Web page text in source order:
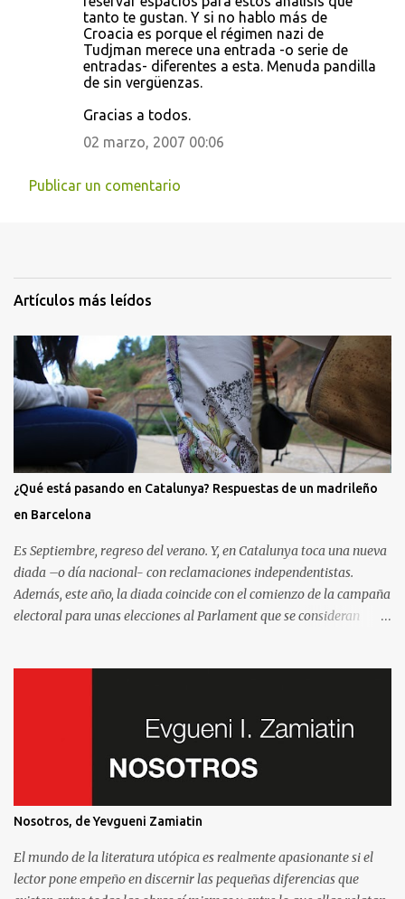
tanto te gustan. Y si no hablo más de
Croacia es porque el régimen nazi de
Tudjman merece una entrada -o serie de
entradas- diferentes a esta. Menuda pandilla
de sin vergüenzas.
Gracias a todos.
02 marzo, 2007 00:06
Publicar un comentario
Artículos más leídos
¿Qué está pasando en Catalunya? Respuestas de un madrileño
en Barcelona
Es Septiembre, regreso del verano. Y, en Catalunya toca una nueva
diada –o día nacional- con reclamaciones independentistas.
Además, este año, la diada coincide con el comienzo de la campaña
electoral para unas elecciones al Parlament que se consideran
que aprovechan tenerme cerca para saber más de la situación. Así
que he pensado en compartir las cinco preguntas/respuestas más
comunes para ayudar a entender los porqués de la independencia
pasando aquí. Lo que se llama “el procés ”. Por eso y porque hablar
de la independencia de Catalunya es, en esencial, hablar de este
sistema que nos afecta a todos. Madrileños, catalanes, andaluces o
asturianos.
Nosotros, de Yevgueni Zamiatin
El mundo de la literatura utópica es realmente apasionante si el
lector pone empeño en discernir las pequeñas diferencias que